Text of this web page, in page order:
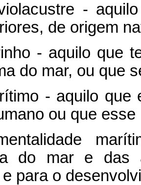
-
de origem
- aquilo que
do mar, ou que
- aquilo que
ou que
do mar e das
para o